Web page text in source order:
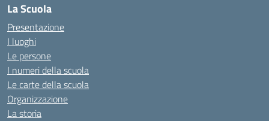
La Scuola
Presentazione
I luoghi
Le persone
I numeri della scuola
Le carte della scuola
Organizzazione
La storia